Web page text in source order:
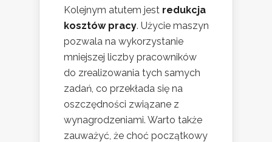
Kolejnym atutem jest redukcja
kosztów pracy. Użycie maszyn
pozwala na wykorzystanie
mniejszej liczby pracowników
do zrealizowania tych samych
zadań, co przekłada się na
oszczędności związane z
wynagrodzeniami. Warto także
zauważyć, że choć początkowy